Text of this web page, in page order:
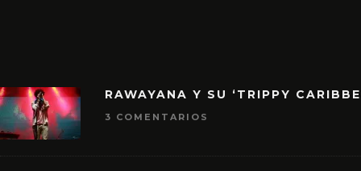
RAWAYANA Y SU ‘TRIPPY
3 COMENTARIOS